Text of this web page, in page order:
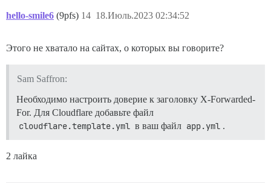
hello-smile6 (9pfs) 18.Июль.2023 02:34:52
14
Этого не хватало на сайтах, о которых вы говорите?
Sam Saffron:
Необходимо настроить доверие к заголовку X-Forwarded-
For. Для Cloudflare добавьте файл
cloudflare.template.yml в ваш файл app.yml .
2 лайка